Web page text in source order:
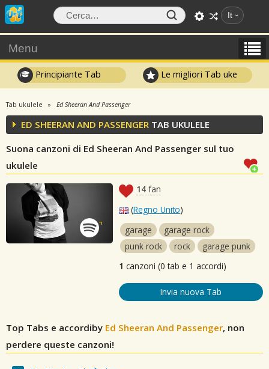
It
Menu
Principiante Tab Le migliori Tab uke
Tab ukulele Ed Sheeran And Passenger
ED SHEERAN AND PASSENGER TAB UKULELE
Suona canzoni di Ed Sheeran And Passenger sul tuo
ukulele
14 fan
(Regno Unito)
garage
garage rock
punk rock
rock
garage punk
1 canzoni (0 tab e 1 accordi)
Invia nuova Tab
Top Tabs e accordiby Ed Sheeran And Passenger, non
perdere queste canzoni!